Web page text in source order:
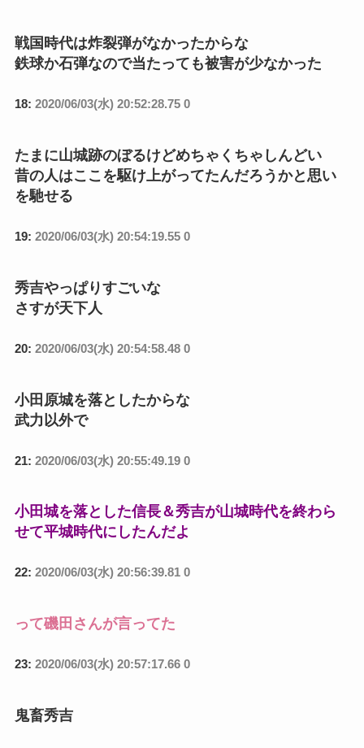
戦国時代は炸裂弾がなかったからな
鉄球か石弾なので当たっても被害が少なかった
18: 2020/06/03(水) 20:52:28.75 0
たまに山城跡のぼるけどめちゃくちゃしんどい
昔の人はここを駆け上がってたんだろうかと思い
を馳せる
19: 2020/06/03(水) 20:54:19.55 0
秀吉やっぱりすごいな
さすが天下人
20: 2020/06/03(水) 20:54:58.48 0
小田原城を落としたからな
武力以外で
21: 2020/06/03(水) 20:55:49.19 0
小田城を落とした信長＆秀吉が山城時代を終わら
せて平城時代にしたんだよ
22: 2020/06/03(水) 20:56:39.81 0
って磯田さんが言ってた
23: 2020/06/03(水) 20:57:17.66 0
鬼畜秀吉